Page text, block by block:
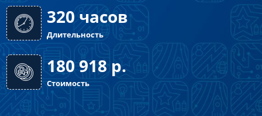
Форма обучения: очная